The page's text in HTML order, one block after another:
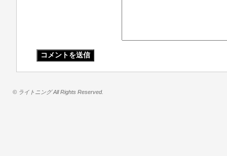
© ライトニング All Rights Reserved.